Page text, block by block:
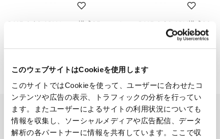
このウェブサイトはCookieを使用します
このサイトではCookieを使って、ユーザーに合わせたコ
ンテンツや広告の表示、トラフィックの分析を行ってい
ます。またユーザーによるサイトの利用状況についても
情報を収集し、ソーシャルメディアや広告配信、データ
解析の各パートナーに情報を共有しています。ここで収
R115 G / S ADVキット構成35 キットR115 G / S ADV構成38
EMAIL NEWSLETTER
ニュースレターを購読する